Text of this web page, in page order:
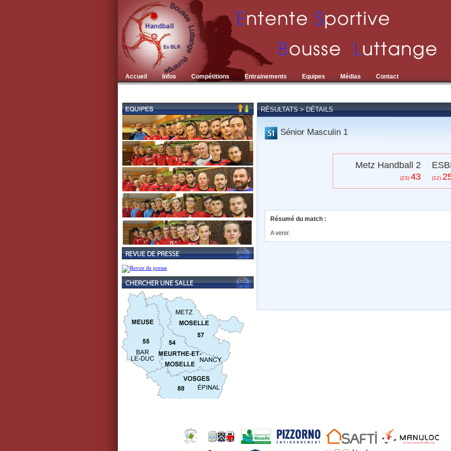
Accueil Infos Compétitions Entrainements Equipes Médias Contact
RÉSULTATS > DÉTAILS
Sénior Masculin 1
Metz Handball 2
(23) 43 (12)
Résumé du match :
A venir.